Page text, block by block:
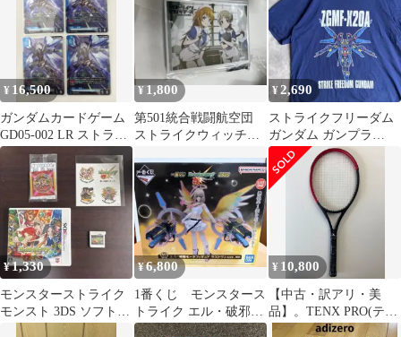
式 「機動戦士ガンダム
SEED FREEDOM」 魂
ウェブ商店限定
¥ 16,500
ガンダムカードゲーム
GD05-002 LR ストライ
クフリーダムガンダム
¥1,800
第501統合戦闘航空団
ストライクウィッチー
ト シャーロット
¥2,690
ストライクフリーダム
ガンダム ガンプラ
GUNDAM 春夏
GUMPLA
¥1,330
モンスターストライク
モンスト 3DS ソフト
+ノベルティ
¥6,800
1番くじ モンスタース
トライク エル・破邪モ
ードフィギュア ラスト
¥ 10,800
【中古・訳アリ・美
品】。TENX PRO(テン
エックスプロ) X-スト